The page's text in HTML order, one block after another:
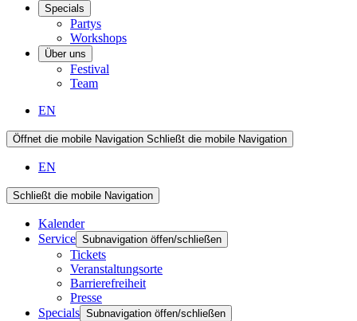
Specials
Partys
Workshops
Über uns
Festival
Team
EN
Öffnet die mobile Navigation Schließt die mobile Navigation
EN
Schließt die mobile Navigation
Kalender
Service Subnavigation öffen/schließen
Tickets
Veranstaltungsorte
Barrierefreiheit
Presse
Specials Subnavigation öffen/schließen